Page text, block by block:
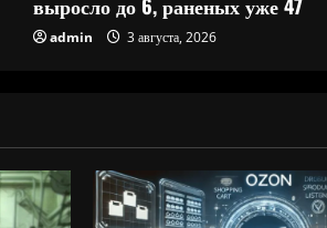
admin 3 августа, 2026